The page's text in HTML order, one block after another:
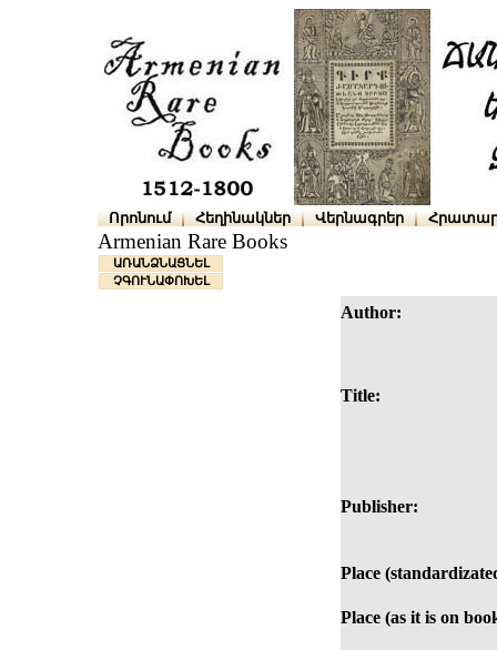
Որոնում Հեղինակներ Վերնագրեր
Armenian Rare Books
ԱՌԱՆՁՆԱՑՆԵԼ
ՉԳՈՒՆԱՓՈԽԵԼ
Author:
Title:
Publisher:
Place
Place (as it is on